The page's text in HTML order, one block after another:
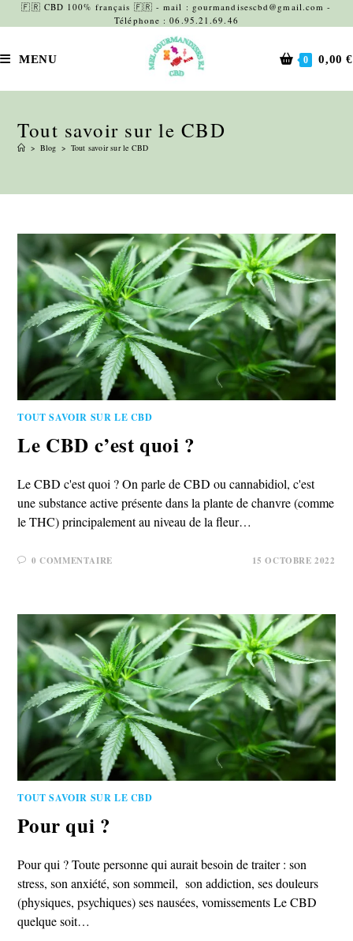
to
🇫🇷 CBD 100% français 🇫🇷 - mail : gourmandisescbd@gmail.com -
Téléphone : 06.95.21.69.46
MENU 0 0,00€
Tout savoir sur le CBD
> Blog > Tout savoir sur le CBD
TOUT SAVOIR SUR LE CBD
Le CBD c’est quoi ?
Le CBD c'est quoi ? On parle de CBD ou cannabidiol, c'est
une substance active présente dans la plante de chanvre (comme
le THC) principalement au niveau de la fleur…
0 COMMENTAIRE 15 OCTOBRE 2022
TOUT SAVOIR SUR LE CBD
Pour qui ?
Pour qui ? Toute personne qui aurait besoin de traiter : son
stress, son anxiété, son sommeil, son addiction, ses douleurs
(physiques, psychiques) ses nausées, vomissements Le CBD
quelque soit…